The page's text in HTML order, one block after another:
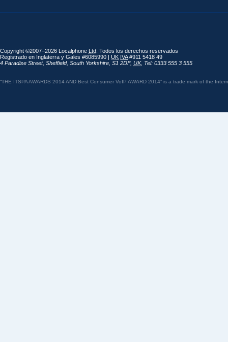
Copyright ©2007–2026 Localphone Ltd . Todos los derechos reservados
Registrado en Inglaterra y Gales #6085990 | UK IVA#911 5418 49
4 Paradise Street, Sheffield, South Yorkshire S1 2DF, UK, Tel: 0333 555 3 555
“THE ITSPA AWARDS 2014 AND Best Consumer VoIP AWARD 2014” is a trade mark of the